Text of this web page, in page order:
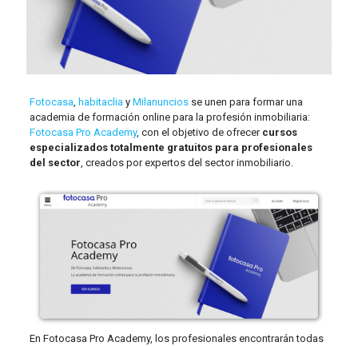
Fotocasa habitaclia y Milanunciosse unen para formar una
academia de formación online para la profesión inmobiliaria:
Fotocasa Pro Academy, con el objetivo de ofrecercursos
especializados totalmente gratuitos para profesionales
del sector , creados por expertos del sector inmobiliario.
En Fotocasa Pro Academy, los profesionales encontrarán todas